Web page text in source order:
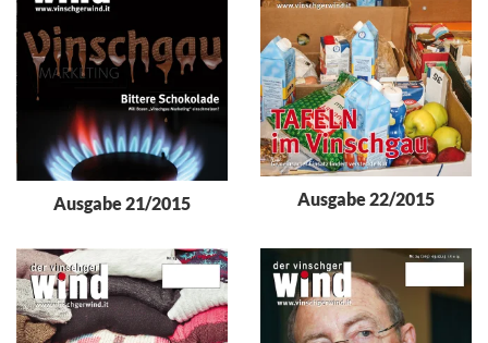
Ausgabe 21/2015 Ausgabe 22/2015